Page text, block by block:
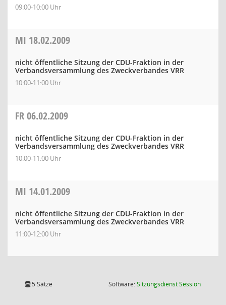
09:00-10:00 Uhr
MI 18.02.2009
nicht öffentliche Sitzung der CDU-Fraktion in der
Verbandsversammlung des Zweckverbandes VRR
10:00-11:00 Uhr
FR06.02.2009
nicht öffentliche Sitzung der CDU-Fraktion in der
Verbandsversammlung des Zweckverbandes VRR
10:00-11:00 Uhr
MI 14.01.2009
nicht öffentliche Sitzung der CDU-Fraktion in der
Verbandsversammlung des Zweckverbandes VRR
11:00-12:00 Uhr
5 Sätze Software:SitzungsdienstSession(Wird in